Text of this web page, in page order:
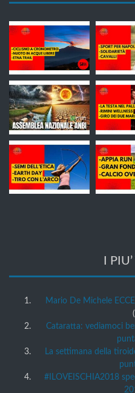
I
Mario De Michele
Cataratta: vediamoci
La settimana della
#ILOVEISCHIA2018